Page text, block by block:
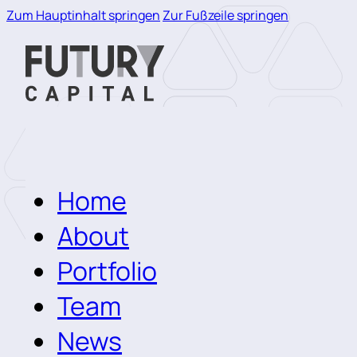
Zum Hauptinhalt springen Zur Fußzeile springen
Home
About
Portfolio
Team
News